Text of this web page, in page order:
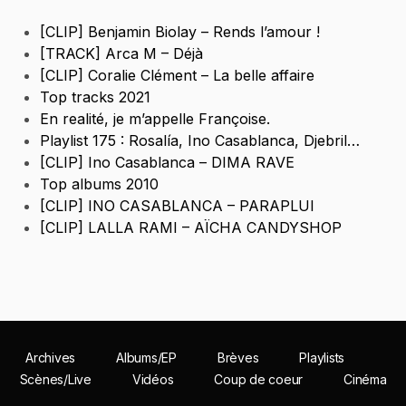
[CLIP] Benjamin Biolay – Rends l’amour !
[TRACK] Arca M – Déjà
[CLIP] Coralie Clément – La belle affaire
Top tracks 2021
En realité, je m’appelle Françoise.
Playlist 175 : Rosalía, Ino Casablanca, Djebril…
[CLIP] Ino Casablanca – DIMA RAVE
Top albums 2010
[CLIP] INO CASABLANCA – PARAPLUI
[CLIP] LALLA RAMI – AÏCHA CANDYSHOP
Archives Albums/EP Brèves
Playlists
Scènes/Live
Vidéos Coup de coeur Cinéma